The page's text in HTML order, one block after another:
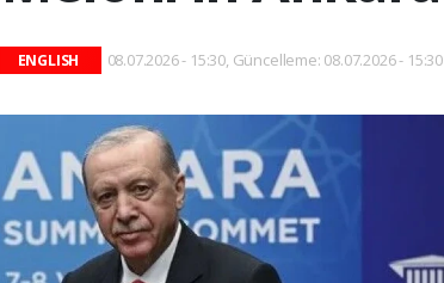
ENGLISH 08.07.2026 - 15:30, Güncelleme: 08.07.2026 - 15:30